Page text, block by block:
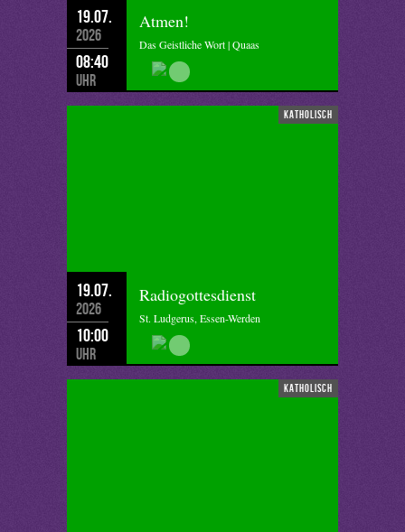
19.07.
2026
08:40
Uhr
Atmen!
Das Geistliche Wort | Quaas
katholisch
19.07.
2026
10:00
Uhr
Radiogottesdienst
St. Ludgerus, Essen-Werden
katholisch